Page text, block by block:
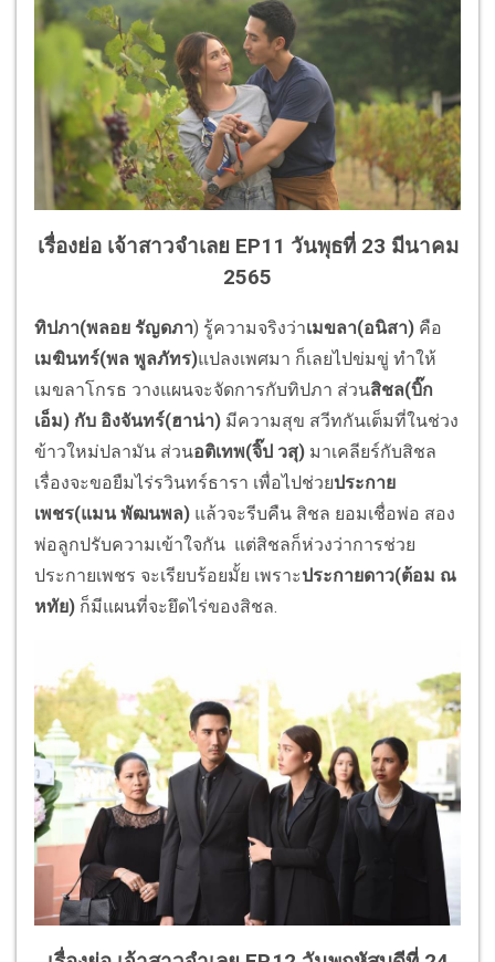
เรื่องย่อ เจ้าสาวจำเลย EP11 วันพุธที่ 23 มีนาคม
2565
ทิปภา(พลอย รัญดภา) รู้ความจริงว่าเมขลา(อนิสา) คือ
เมฆินทร์(พล พูลภัทร)แปลงเพศมา ก็เลยไปข่มขู่ ทำให้
เมขลาโกรธ วางแผนจะจัดการกับทิปภา ส่วนสิชล(บิ๊ก
เอ็ม) กับ อิงจันทร์(ฮาน่า) มีความสุข สวีทกันเต็มที่ในช่วง
ข้าวใหม่ปลามัน ส่วนอติเทพ(จิ๊ป วสุ) มาเคลียร์กับสิชล
เรื่องจะขอยืมไร่รวินทร์ธารา เพื่อไปช่วยประกาย
เพชร(แมน พัฒนพล) แล้วจะรีบคืน สิชล ยอมเชื่อพ่อ สอง
พ่อลูกปรับความเข้าใจกัน แต่สิชลก็ห่วงว่าการช่วย
ประกายเพชร จะเรียบร้อยมั้ย เพราะประกายดาว(ต้อม ณ
หทัย) ก็มีแผนที่จะยึดไร่ของสิชล.